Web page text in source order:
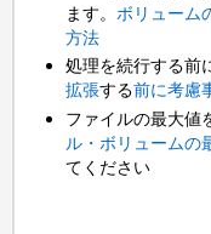
ます。 ボリューム
方法
処理を続行する前
拡張する前に考慮
ファイルの最大値
ル・ボリュームの
てください